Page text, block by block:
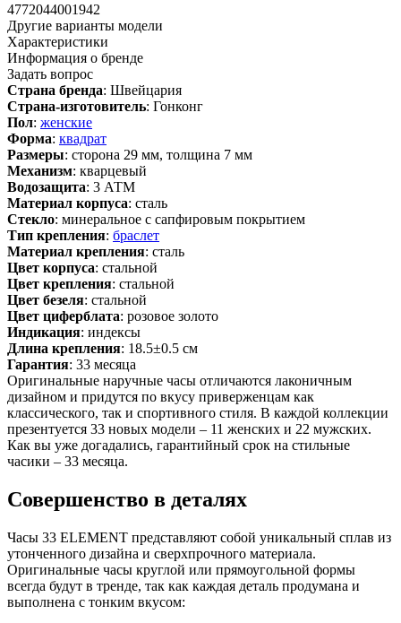
4772044001942
Другие варианты модели
Характеристики
Информация о бренде
Задать вопрос
Страна бренда: Швейцария
Страна-изготовитель: Гонконг
Пол: женские
Форма: квадрат
Размеры: сторона 29 мм, толщина 7 мм
Механизм: кварцевый
Водозащита: 3 АТМ
Материал корпуса: сталь
Стекло: минеральное с сапфировым покрытием
Тип крепления: браслет
Материал крепления: сталь
Цвет корпуса: стальной
Цвет крепления: стальной
Цвет безеля: стальной
Цвет циферблата: розовое золото
Индикация: индексы
Длина крепления: 18.5±0.5 см
Гарантия: 33 месяца
Оригинальные наручные часы отличаются лаконичным
дизайном и придутся по вкусу приверженцам как
классического, так и спортивного стиля. В каждой коллекции
презентуется 33 новых модели – 11 женских и 22 мужских.
Как вы уже догадались, гарантийный срок на стильные
часики – 33 месяца.
Совершенство в деталях
Часы 33 ELEMENT представляют собой уникальный сплав из
утонченного дизайна и сверхпрочного материала.
Оригинальные часы круглой или прямоугольной формы
всегда будут в тренде, так как каждая деталь продумана и
выполнена с тонким вкусом: